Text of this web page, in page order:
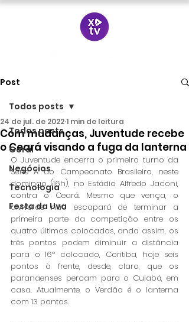
Post
Todos posts
Geral
Negócios
Tecnologia
Festa da Uva
Todos posts
Com mudanças, Juventude recebe
o Ceará visando a fuga da lanterna
24 de jul. de 20221 min de leitura
O Juventude encerra o primeiro turno da
Série A do Campeonato Brasileiro, neste
domingo (16h), no Estádio Alfredo Jaconi,
contra o Ceará. Mesmo que vença, o
alviverde não escapará de terminar a
primeira parte da competição entre os
quatro últimos colocados, anda assim, os
três pontos podem diminuir a distância
para o 16º colocado, Coritiba, hoje seis
pontos à frente, desde, claro, que os
paranaenses percam para o Cuiabá, em
casa. Atualmente, o Verdão é o lanterna
com 13 pontos.